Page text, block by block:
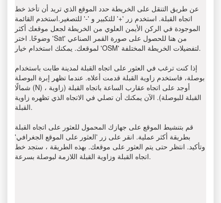
عن طريق التنقل على الخريطة حدد الموقع الذي تريد أن تأخذ خط
اتجاه القبلة. استخدم زر '+' للتكبير و '-' للتصغير.استخدم القائمة
الموجودة في الركن الأيمن العلوي من الخريطة لجعل موقعك أكثر
وضوحًا. اختر 'Sat' من هنا للحصول على صورة القمر الصناعي
لموقعك. يمكنك استخدام خيار 'OSM' لتفضيلات الخريطة المختلفة.
إذا كنت ترغب في العثور على اتجاه القبلة لمدينة طابت باستخدام
بوصلة، فاستخدم زاوية القبلة قدمت أعلاه. عندما تظهر إبرة البوصلة
شمالًا (N) ، أوجد على اتجاه عقارب الساعة باتجاه القبلة (زاوية
القبلة للبوصلة). الآن يمكنك أن تصلي في الاتجاه الذي تظهره زاوية
القبلة.
قم بتنشيط الموقع على جهازك المحمول للعثور على اتجاه القبلة
بطريقة أكثر عملية. انقر على زر 'العثور على الموقع الجغرافي'
وتأكيد. انتظر حتى يتم العثور على موقعك. بهذه الطريقة ، ستجد خط
اتجاه القبلة وزاوية القبلة اللازمة لبوصلة بسرعة.